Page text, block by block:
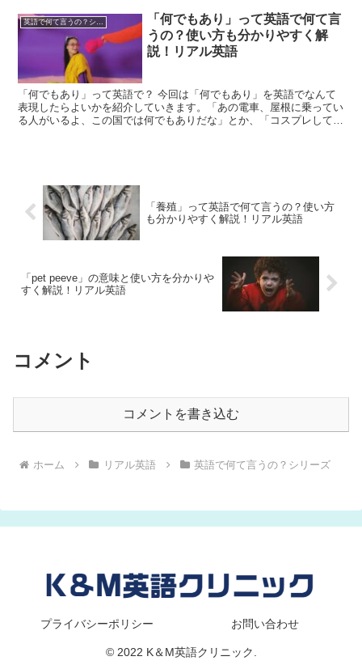
「何でもあり」って英語で何て言
うの？使い方も分かりやすく解
説！リアル英語
「何でもあり」って英語で？ 今回は「何でもあり」を英語でなんて
表現したらよいかを紹介していきます。「あの電車、屋根に乗ってい
る人がいるよ、この国では何でもありだな」とか、「コスプレして出
「養殖」って英語で何て言うの？使い方
も分かりやすく解説！リアル英語
「pet peeve」の意味と使い方を分かりや
すく解説！リアル英語
コメント
コメントを書き込む
ホーム リアル英語 英語で何て言うの？シリーズ
プライバシーポリシー お問い合わせ
© 2022 K＆M英語クリニック.